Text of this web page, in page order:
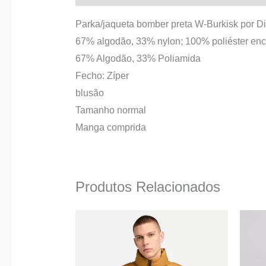
Parka/jaqueta bomber preta W-Burkisk por
67% algodão, 33% nylon; 100% poliéster
67% Algodão, 33% Poliamida
Fecho: Zíper
blusão
Tamanho normal
Manga comprida
Produtos Relacionados
preço
original
259,90 €.
O
preço
atual
é:
155,00 €.
has